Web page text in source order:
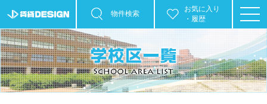
物件検索
お気に入り
・履歴